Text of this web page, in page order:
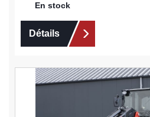
En stock
Détails